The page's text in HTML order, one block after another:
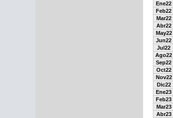
Ene22
Feb22
Mar22
Abr22
May22
Jun22
Jul22
Ago22
Sep22
Oct22
Nov22
Dic22
Ene23
Feb23
Mar23
Abr23